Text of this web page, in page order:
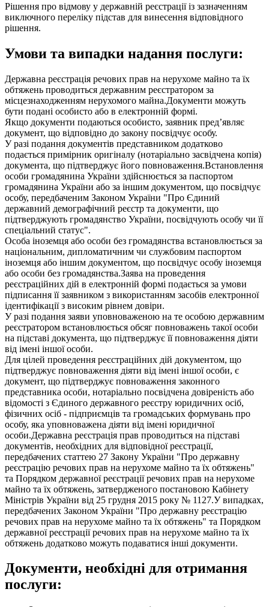
Рішення про відмову у державній реєстрації із зазначенням
виключного переліку підстав для винесення відповідного
рішення.
Умови та випадки надання послуги:
Державна реєстрація речових прав на нерухоме майно та їх
обтяжень проводиться державним реєстратором за
місцезнаходженням нерухомого майна.Документи можуть
бути подані особисто або в електронній формі.
Якщо документи подаються особисто, заявник пред’являє
документ, що відповідно до закону посвідчує особу.
У разі подання документів представником додатково
подається примірник оригіналу (нотаріально засвідчена копія)
документа, що підтверджує його повноваження.Встановлення
особи громадянина України здійснюється за паспортом
громадянина України або за іншим документом, що посвідчує
особу, передбаченим Законом України "Про Єдиний
державний демографічний реєстр та документи, що
підтверджують громадянство України, посвідчують особу чи її
спеціальний статус".
Особа іноземця або особи без громадянства встановлюється за
національним, дипломатичним чи службовим паспортом
іноземця або іншим документом, що посвідчує особу іноземця
або особи без громадянства.Заява на проведення
реєстраційних дій в електронній формі подається за умови
підписання її заявником з використанням засобів електронної
ідентифікації з високим рівнем довіри.
У разі подання заяви уповноваженою на те особою державним
реєстратором встановлюється обсяг повноважень такої особи
на підставі документа, що підтверджує її повноваження діяти
від імені іншої особи.
Для цілей проведення реєстраційних дій документом, що
підтверджує повноваження діяти від імені іншої особи, є
документ, що підтверджує повноваження законного
представника особи, нотаріально посвідчена довіреність або
відомості з Єдиного державного реєстру юридичних осіб,
фізичних осіб - підприємців та громадських формувань про
особу, яка уповноважена діяти від імені юридичної
особи.Державна реєстрація прав проводиться на підставі
документів, необхідних для відповідної реєстрації,
передбачених статтею 27 Закону України "Про державну
реєстрацію речових прав на нерухоме майно та їх обтяжень"
та Порядком державної реєстрації речових прав на нерухоме
майно та їх обтяжень, затвердженого постановою Кабінету
Міністрів України від 25 грудня 2015 року № 1127.У випадках,
передбачених Законом України "Про державну реєстрацію
речових прав на нерухоме майно та їх обтяжень" та Порядком
державної реєстрації речових прав на нерухоме майно та їх
обтяжень додатково можуть подаватися інші документи.
Документи, необхідні для отримання
послуги: